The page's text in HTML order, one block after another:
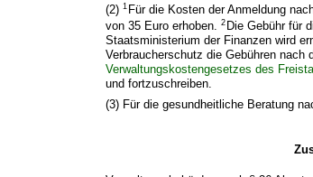
(2)1 Für die Kosten der Anmeldung
von 35 Euro erhoben.2 Die Gebühr für
Staatsministerium der Finanzen wird
Verbraucherschutz die Gebühren
Verwaltungskostengesetzes des
und fortzuschreiben.
(3) Für die gesundheitliche Beratung